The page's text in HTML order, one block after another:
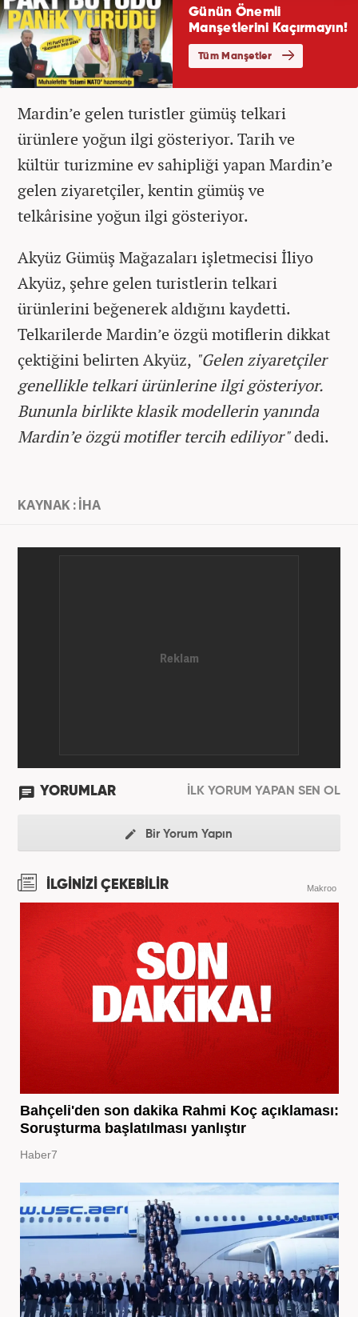
Mardin’e gelen turistler gümüş telkari
ürünlere yoğun ilgi gösteriyor. Tarih ve
kültür turizmine ev sahipliği yapan Mardin’e
gelen ziyaretçiler, kentin gümüş ve
telkârisine yoğun ilgi gösteriyor.
Akyüz Gümüş Mağazaları işletmecisi İliyo
Akyüz, şehre gelen turistlerin telkari
ürünlerini beğenerek aldığını kaydetti.
Telkarilerde Mardin’e özgü motiflerin dikkat
çektiğini belirten Akyüz, "Gelen ziyaretçiler
genellikle telkari ürünlerine ilgi gösteriyor.
Bununla birlikte klasik modellerin yanında
Mardin’e özgü motifler tercih ediliyor"dedi.
KAYNAK : İHA
YORUMLAR İLK YORUM YAPAN SEN OL
Bir Yorum Yapın
İLGİNİZİ ÇEKEBİLİR Makroo
Bahçeli'den son dakika Rahmi Koç açıklaması:
Soruşturma başlatılması yanlıştır
Haber7